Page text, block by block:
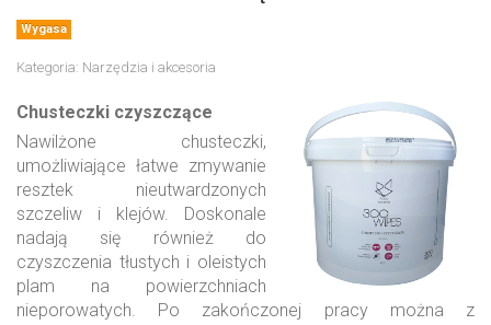
Wygasa
Kategoria: Narzędzia i akcesoria
Chusteczki czyszczące
Nawilżone chusteczki,
umożliwiające łatwe zmywanie
resztek nieutwardzonych
szczeliw i klejów. Doskonale
nadają się również do
czyszczenia tłustych i oleistych
plam na powierzchniach
nieporowatych. Po zakończonej pracy można z